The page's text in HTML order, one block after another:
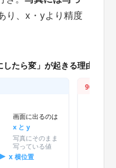
り、x・yより精度